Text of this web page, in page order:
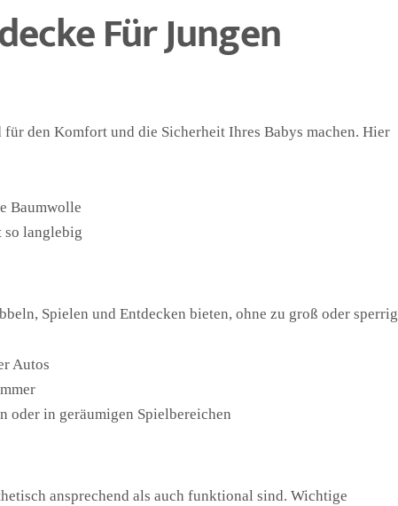
Für Jungen
den Komfort und die Sicherheit Ihres Babys machen. Hier
Baumwolle
so langlebig
Spielen und Entdecken bieten, ohne zu groß oder sperrig
Autos
oder in geräumigen Spielbereichen
ansprechend als auch funktional sind. Wichtige